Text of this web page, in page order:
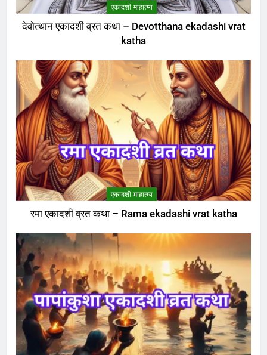
एकादशी माहात्म्य
देवोत्थान एकादशी व्रत कथा – Devotthana ekadashi vrat
katha
एकादशी माहात्म्य
रमा एकादशी व्रत कथा – Rama ekadashi vrat katha